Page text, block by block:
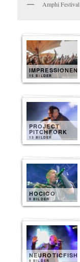
Amphi Festival
IMPRESSIONEN
15 BILDER
PROJECT
PITCHFORK
13 BILDER
HOCICO
9 BILDER
NEUROTICFISH
8 BILDER